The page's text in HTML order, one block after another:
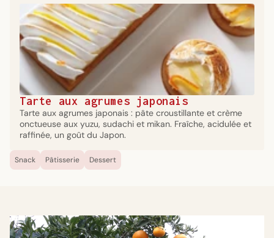
Tarte aux agrumes japonais
Tarte aux agrumes japonais : pâte croustillante et crème
onctueuse aux yuzu, sudachi et mikan. Fraîche, acidulée et
raffinée, un goût du Japon.
Snack Pâtisserie Dessert